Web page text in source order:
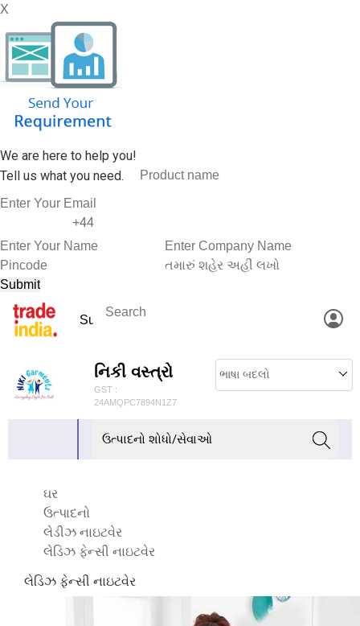
X
We are here to help you!
Tell us what you need.
નિકી વસ્ત્રો
GST :
24AMQPC7894N1Z7
ભાષા બદલો
ઘર
ઉત્પાદનો
લેડીઝ નાઇટવેર
લેડિઝ ફેન્સી નાઇટવેર
લેડિઝ ફેન્સી નાઇટવેર